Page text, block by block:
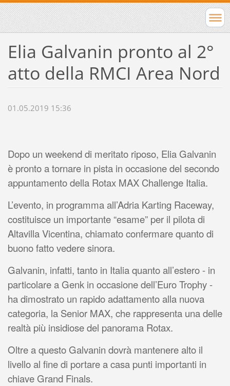
Elia Galvanin pronto al 2°
atto della RMCI Area Nord
01.05.2019 15:36
Dopo un weekend di meritato riposo, Elia Galvanin
è pronto a tornare in pista in occasione del secondo
appuntamento della Rotax MAX Challenge Italia.
L’evento, in programma all’Adria Karting Raceway,
costituisce un importante “esame” per il pilota di
Altavilla Vicentina, chiamato confermare quanto di
buono fatto vedere sinora.
Galvanin, infatti, tanto in Italia quanto all’estero - in
particolare a Genk in occasione dell’Euro Trophy -
ha dimostrato un rapido adattamento alla nuova
categoria, la Senior MAX, che rappresenta una delle
realtà più insidiose del panorama Rotax.
Oltre a questo Galvanin dovrà mantenere alto il
livello al fine di portare a casa punti importanti in
chiave Grand Finals.